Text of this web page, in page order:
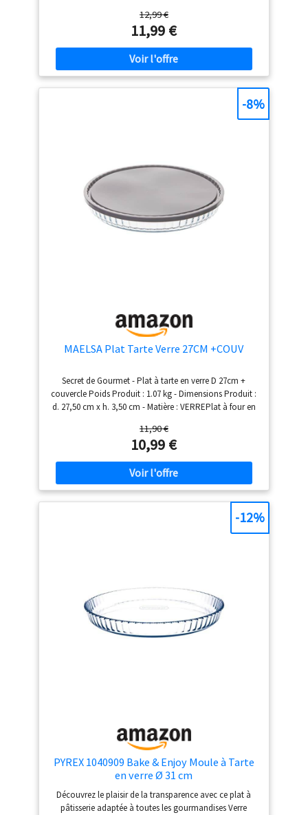
HAUTE RESISTANCE ET DURABILITE : fabriqué en
aluminium 100 % recyclé, 2 fois plus résistant que
l'aluminium classique CUISSON PARFAITE : diffusion
homogène de chaleur FABRIQUE EN ALUMINIUM 100%
RECYCLE : jusqu'à 2 fois plus résistant que l'aluminium
traditionnel ; Alliage ultra écologique nécessitant
jusqu'à 95% d'énergie en moins pour sa fabrication
12,99 €
11,99 €
MAELSA Plat Tarte Verre 27CM +COUV
Secret de Gourmet - Plat à tarte en verre D 27cm +
couvercle Poids Produit : 1.07 kg - Dimensions Produit :
d. 27,50 cm x h. 3,50 cm - Matière : VERREPlat à four en
les aliments dans un même plat et cuire sans le
couvercle Modèle : Gris
11,90 €
10,99 €
-8%
PYREX 1040909 Bake & Enjoy Moule à Tarte
en verre Ø 31 cm
Découvrez le plaisir de la transparence avec ce plat à
pâtisserie adaptée à toutes les gourmandises Verre
-12%